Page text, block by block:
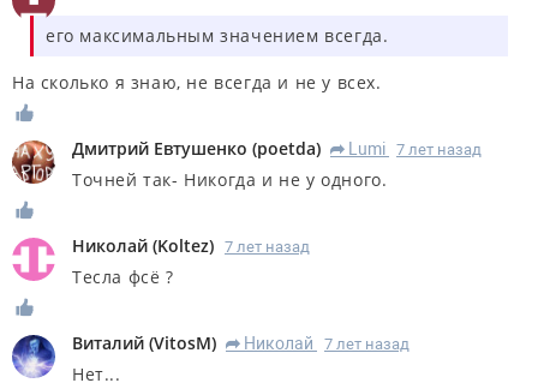
его максимальным значением всегда.
На сколько я знаю, не всегда и не у всех.
Дмитрий Евтушенко (poetda) R Lumi 7 лет назад
Точней так- Никогда и не у одного.
Николай (Koltez) 7 лет назад
Тесла фсё ?
Виталий (VitosM) R Николай 7 лет назад
Нет...